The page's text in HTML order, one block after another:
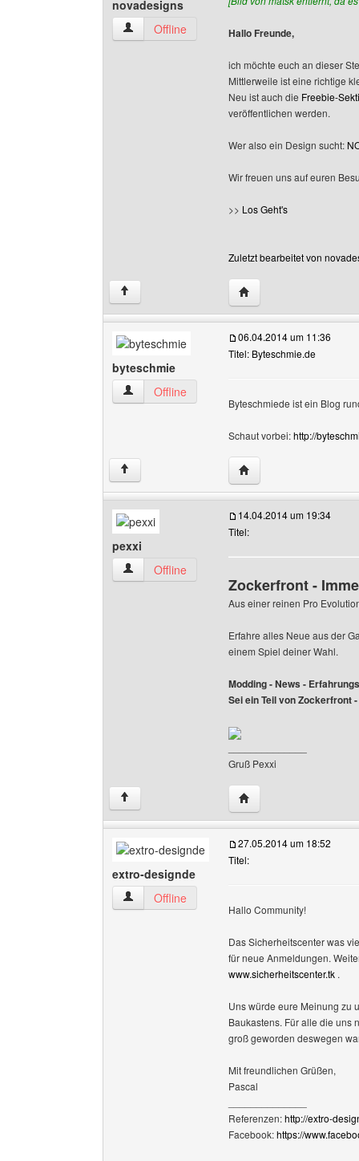
novadesigns
novadesigns Benutzer-Profile anzeigen
Offline Hallo Freunde,
ich möchte euch an dieser
Mittlerweile ist eine richtige
Neu ist auch die Freebie-
veröffentlichen werden.
Wer also ein Design sucht:
Wir freuen uns auf euren
>> Los Geht's
Zuletzt bearbeitet von
↑ Website dieses
byteschmie
byteschmie Benutzer-Profile anzeigen
Offline
06.04.2014 um 11:36
Titel: Byteschmie.de
Byteschmiede ist ein Blog
Schaut vorbei:http://
↑ Website dieses
pexxi
pexxi Benutzer-Profile anzeigen
Offline
14.04.2014 um 19:34
Titel:
Zockerfront -
Aus einer reinen Pro
Erfahre alles Neue aus der
einem Spiel deiner Wahl.
Modding - News -
Sei ein Teil von Zockerfront
Gruß Pexxi
↑ Website dieses
extro-designde
extro-designde Benutzer-Profile anzeigen
Offline
27.05.2014 um 18:52
Titel:
Hallo Community!
Das Sicherheitscenter was
für neue Anmeldungen.
www.sicherheitscenter.tk .
Uns würde eure Meinung zu
Baukastens. Für alle die uns
groß geworden deswegen
Mit freundlichen Grüßen,
Pascal
Referenzen:http://extro-
Facebook:https://